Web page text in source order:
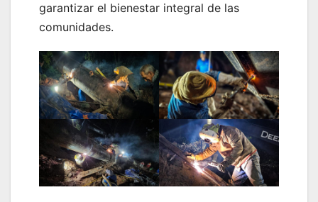
garantizar el bienestar integral de las
comunidades.